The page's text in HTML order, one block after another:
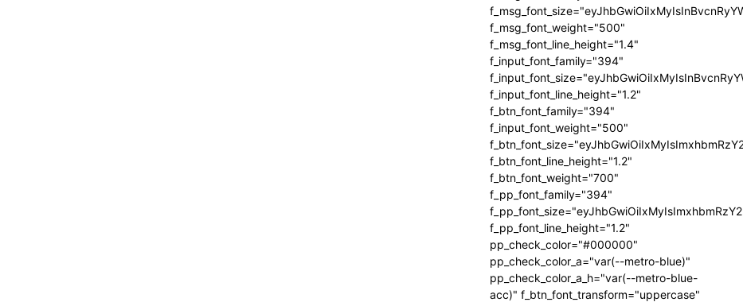
f_msg_font_weight="500"
f_msg_font_line_height="1.4"
f_input_font_family="394"
f_input_font_line_height="1.2"
f_btn_font_family="394"
f_input_font_weight="500"
f_btn_font_line_height="1.2"
f_btn_font_weight="700"
f_pp_font_family="394"
f_pp_font_line_height="1.2"
pp_check_color="#000000"
pp_check_color_a="var(--metro-blue)"
pp_check_color_a_h="var(--metro-blue-
acc)" f_btn_font_transform="uppercase"